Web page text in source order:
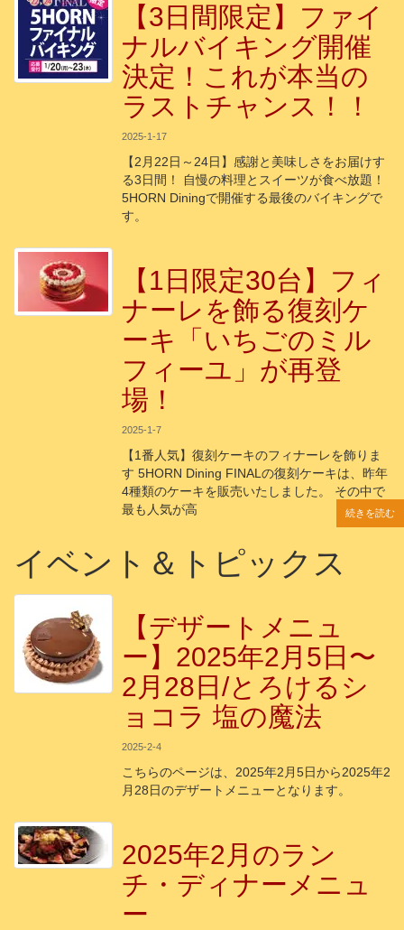
続きを読む
続きを読む
続きを読む
【3日間限定】ファイ
ナルバイキング開催
決定！これが本当の
ラストチャンス！！
2025-1-17
【2月22日～24日】感謝と美味しさをお届けす
る3日間！ 自慢の料理とスイーツが食べ放題！
5HORN Diningで開催する最後のバイキングで
す。
続きを読む
【1日限定30台】フィ
ナーレを飾る復刻ケ
ーキ「いちごのミル
フィーユ」が再登
場！
2025-1-7
【1番人気】復刻ケーキのフィナーレを飾りま
す 5HORN Dining FINALの復刻ケーキは、昨年
4種類のケーキを販売いたしました。 その中で
最も人気が高
続きを読む
イベント＆トピックス
【デザートメニュ
ー】2025年2月5日〜
2月28日/とろけるシ
ョコラ 塩の魔法
2025-2-4
こちらのページは、2025年2月5日から2025年2
月28日のデザートメニューとなります。
2025年2月のラン
チ・ディナーメニュ
ー